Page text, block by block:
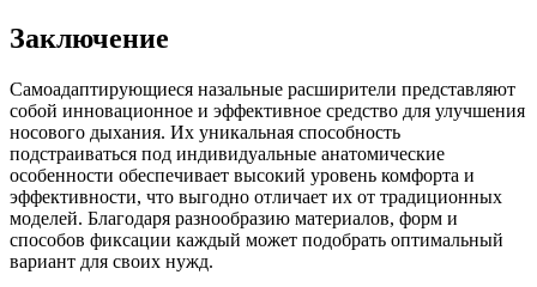
Заключение
Самоадаптирующиеся назальные расширители представляют
собой инновационное и эффективное средство для улучшения
носового дыхания. Их уникальная способность
подстраиваться под индивидуальные анатомические
особенности обеспечивает высокий уровень комфорта и
эффективности, что выгодно отличает их от традиционных
моделей. Благодаря разнообразию материалов, форм и
способов фиксации каждый может подобрать оптимальный
вариант для своих нужд.